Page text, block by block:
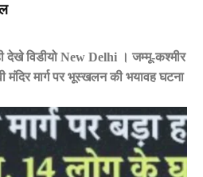
देखे विडीयो New Delhi । जम्मू-कश्मीर
मंदिर मार्ग पर भूस्खलन की भयावह घटना